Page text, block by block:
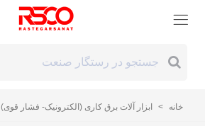
خانه > ابزار آلات برق کاری (الکترونیک- فشار قوی)